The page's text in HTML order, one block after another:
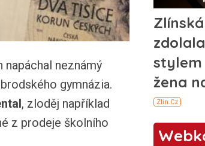
napáchal neznámý
gymnázia.
, zloděj například
z prodeje školního